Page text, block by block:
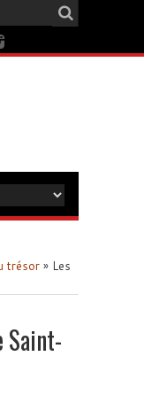
trésor » Les
Saint-